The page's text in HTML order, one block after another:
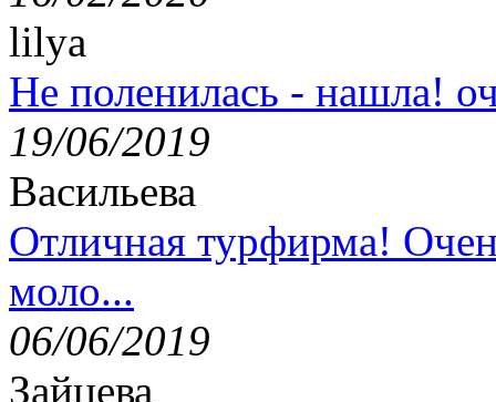
lilya
Не поленилась - нашла!
19/06/2019
Васильева
Отличная турфирма!
моло...
06/06/2019
Зайцева